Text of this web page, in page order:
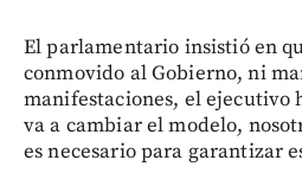
El parlamentario insistió en
conmovido al Gobierno, ni
manifestaciones, el ejecutivo
va a cambiar el modelo,
es necesario para garantizar